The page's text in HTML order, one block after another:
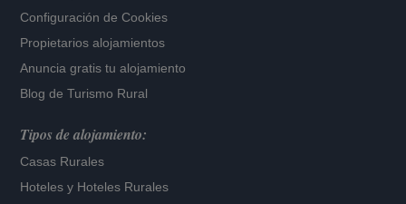
Configuración de Cookies
Propietarios alojamientos
Anuncia gratis tu alojamiento
Blog de Turismo Rural
Tipos de alojamiento:
Casas Rurales
Hoteles y Hoteles Rurales